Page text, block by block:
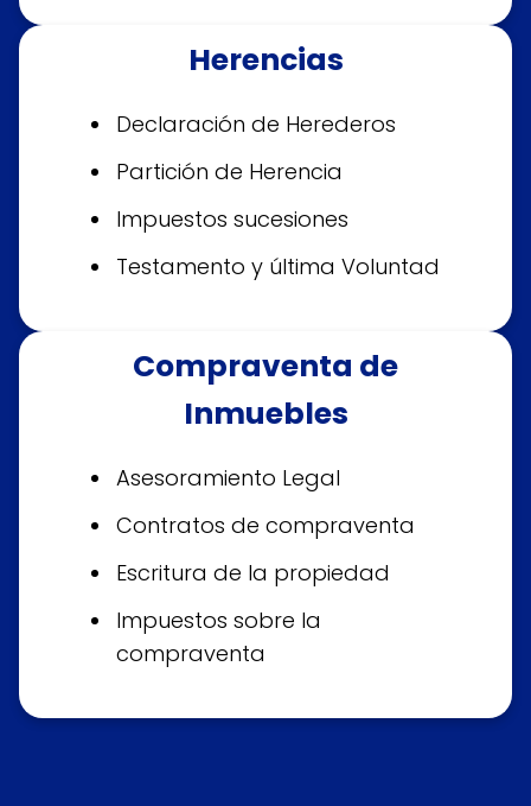
Herencias
Declaración de Herederos
Partición de Herencia
Impuestos sucesiones
Testamento y última Voluntad
Compraventa de
Inmuebles
Asesoramiento Legal
Contratos de compraventa
Escritura de la propiedad
Impuestos sobre la
compraventa